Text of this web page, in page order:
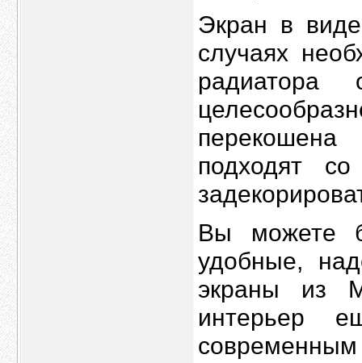
Экран в
случаях
радиатора
подходят
Вы можете
удобные,
экраны из
интерьер